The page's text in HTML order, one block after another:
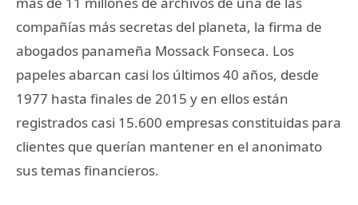
compañías más secretas del planeta, la firma de
abogados panameña Mossack Fonseca. Los
papeles abarcan casi los últimos 40 años, desde
1977 hasta finales de 2015 y en ellos están
registrados casi 15.600 empresas constituidas para
clientes que querían mantener en el anonimato
sus temas financieros.